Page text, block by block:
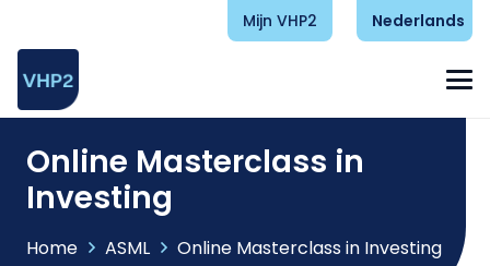
Mijn VHP2 Nederlands
Online Masterclass in
Investing
Home ASML Online Masterclass in Investing